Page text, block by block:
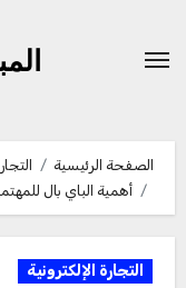
الصفحة الرئيسية
أهمية الباي بال
التجارة الإلكترونية